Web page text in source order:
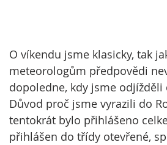
O víkendu jsme klasicky, tak
meteorologům předpovědi
dopoledne, kdy jsme odjížděli
Důvod proč jsme vyrazili do
tentokrát bylo přihlášeno
přihlášen do třídy otevřené,